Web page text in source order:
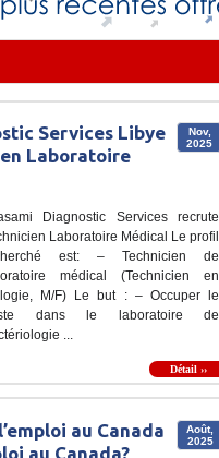
Nov,
2025
Services Libye
Laboratoire
Diagnostic Services recrute
Laboratoire Médical Le profil
est: – Technicien de
médical (Technicien en
M/F) Le but : – Occuper le
dans le laboratoire de
...
Détail ››
Août,
2025
au Canada
au Canada?